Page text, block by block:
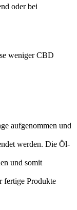
oder bei
weniger CBD
aufgenommen und
werden. Die Öl-
und somit
fertige Produkte